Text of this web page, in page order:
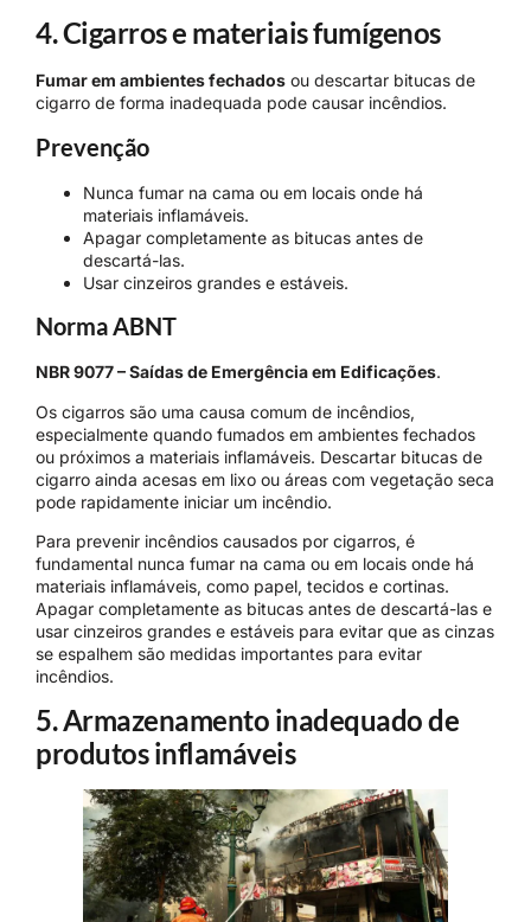
4. Cigarros e materiais fumígenos
Fumar em ambientes fechados ou descartar bitucas de
cigarro de forma inadequada pode causar incêndios.
Prevenção
Nunca fumar na cama ou em locais onde há
materiais inflamáveis.
Apagar completamente as bitucas antes de
descartá-las.
Usar cinzeiros grandes e estáveis.
Norma ABNT
NBR 9077 – Saídas de Emergência em Edificações.
Os cigarros são uma causa comum de incêndios,
especialmente quando fumados em ambientes fechados
ou próximos a materiais inflamáveis. Descartar bitucas de
cigarro ainda acesas em lixo ou áreas com vegetação seca
pode rapidamente iniciar um incêndio.
Para prevenir incêndios causados por cigarros, é
fundamental nunca fumar na cama ou em locais onde há
materiais inflamáveis, como papel, tecidos e cortinas.
Apagar completamente as bitucas antes de descartá-las e
usar cinzeiros grandes e estáveis para evitar que as cinzas
se espalhem são medidas importantes para evitar
incêndios.
5. Armazenamento inadequado de
produtos inflamáveis